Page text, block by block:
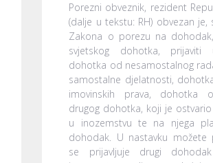
Porezni obveznik, rezident
(dalje u tekstu: RH) obvezan je,
Zakona o porezu na
svjetskog dohotka, prijaviti
dohotka od nesamostalnog
samostalne djelatnosti,
imovinskih prava, dohotka
drugog dohotka, koji je
u inozemstvu te na njega
dohodak. U nastavku možete
se prijavljuje drugi